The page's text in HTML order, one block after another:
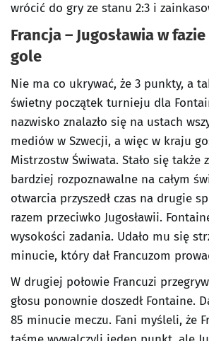
wrócić do gry ze stanu 2:3 i
Francja – Jugosławia w
gole
Nie ma co ukrywać, że 3 punkty, a
świetny początek turnieju dla
nazwisko znalazło się na ustach
mediów w Szwecji, a więc w kraju
Mistrzostw Świwata. Stało się także
bardziej rozpoznawalne na całym
otwarcia przyszedł czas na drugie
razem przeciwko Jugosławii.
wysokości zadania. Udało mu się
minucie, który dał Francuzom
W drugiej połowie Francuzi
głosu ponownie doszedł Fontaine.
85 minucie meczu. Fani myśleli, że